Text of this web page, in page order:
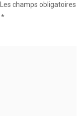
Les champs obligatoires
*